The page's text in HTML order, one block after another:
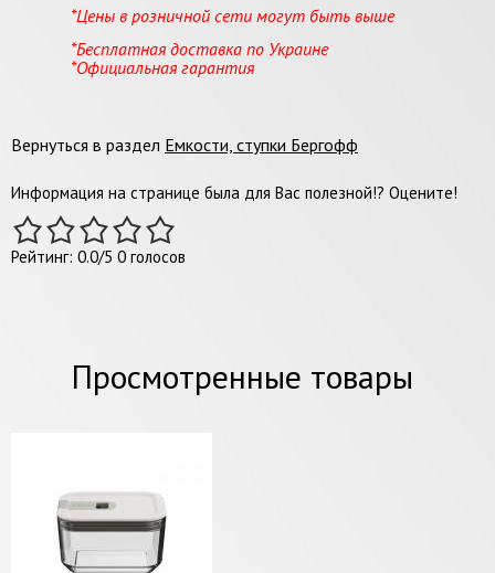
*Цены в розничной сети могут быть выше
*Бесплатная доставка по Украине
*Официальная гарантия
Вернуться в раздел Емкости, ступки Бергофф
Информация на странице была для Вас полезной!? Оцените!
Рейтинг: 0.0/5 0 голосов
Просмотренные товары